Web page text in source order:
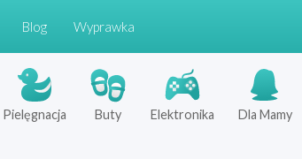
Blog Wyprawka
Pielęgnacja Buty Elektronika Dla Mamy